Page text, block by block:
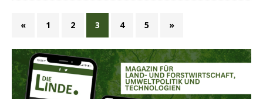
« 1 2 3 4 5 »